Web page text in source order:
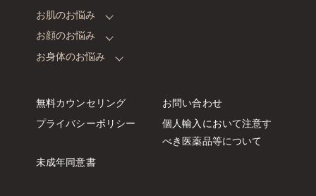
お肌のお悩み
お顔のお悩み
お身体のお悩み
無料カウンセリング
お問い合わせ
プライバシーポリシー
個人輸入において注意す
べき 医薬品等について
未成年同意書